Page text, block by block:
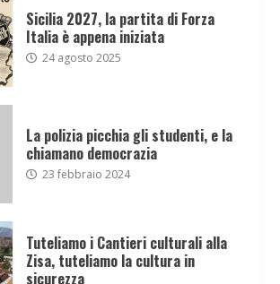
Sicilia 2027, la partita di Forza
Italia è appena iniziata
24 agosto 2025
La polizia picchia gli studenti, e la
chiamano democrazia
23 febbraio 2024
Tuteliamo i Cantieri culturali alla
Zisa, tuteliamo la cultura in
sicurezza